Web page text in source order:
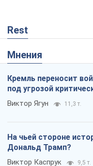
Rest
Мнения
Кремль переносит
под угрозой
Виктор Ягун 11,3 т.
На чьей стороне
Дональд Трамп?
Виктор Каспрук 9,5 т.